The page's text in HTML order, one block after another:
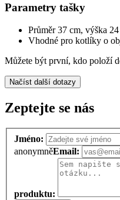
Parametry tašky
Průměr 37 cm, výška
Vhodné pro kotlíky o
Můžete být první, kdo položí
Načíst další dotazy
Zeptejte se nás
Jméno:
anonymněEmail:
produktu: